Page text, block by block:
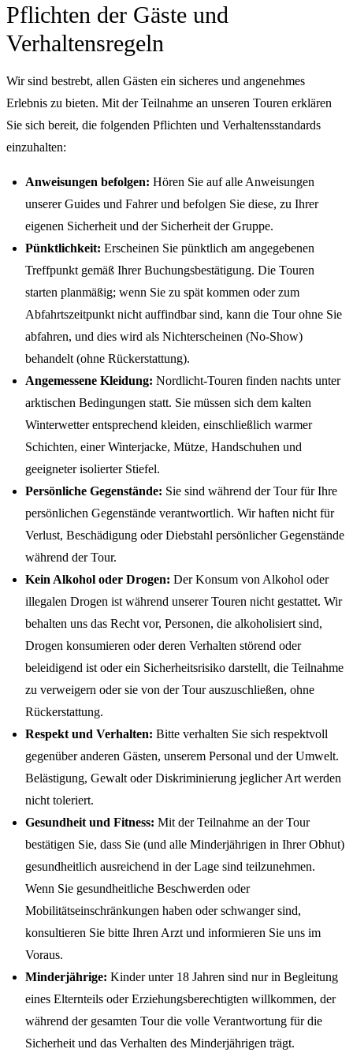
Pflichten der Gäste und
Verhaltensregeln
Wir sind bestrebt, allen Gästen ein sicheres und angenehmes
Erlebnis zu bieten. Mit der Teilnahme an unseren Touren erklären
Sie sich bereit, die folgenden Pflichten und Verhaltensstandards
einzuhalten:
Anweisungen befolgen: Hören Sie auf alle Anweisungen
unserer Guides und Fahrer und befolgen Sie diese, zu Ihrer
eigenen Sicherheit und der Sicherheit der Gruppe.
Pünktlichkeit: Erscheinen Sie pünktlich am angegebenen
Treffpunkt gemäß Ihrer Buchungsbestätigung. Die Touren
starten planmäßig; wenn Sie zu spät kommen oder zum
Abfahrtszeitpunkt nicht auffindbar sind, kann die Tour ohne Sie
abfahren, und dies wird als Nichterscheinen (No-Show)
behandelt (ohne Rückerstattung).
Angemessene Kleidung: Nordlicht-Touren finden nachts unter
arktischen Bedingungen statt. Sie müssen sich dem kalten
Winterwetter entsprechend kleiden, einschließlich warmer
Schichten, einer Winterjacke, Mütze, Handschuhen und
geeigneter isolierter Stiefel.
Persönliche Gegenstände: Sie sind während der Tour für Ihre
persönlichen Gegenstände verantwortlich. Wir haften nicht für
Verlust, Beschädigung oder Diebstahl persönlicher Gegenstände
während der Tour.
Kein Alkohol oder Drogen: Der Konsum von Alkohol oder
illegalen Drogen ist während unserer Touren nicht gestattet. Wir
behalten uns das Recht vor, Personen, die alkoholisiert sind,
Drogen konsumieren oder deren Verhalten störend oder
beleidigend ist oder ein Sicherheitsrisiko darstellt, die Teilnahme
zu verweigern oder sie von der Tour auszuschließen, ohne
Rückerstattung.
Respekt und Verhalten: Bitte verhalten Sie sich respektvoll
gegenüber anderen Gästen, unserem Personal und der Umwelt.
Belästigung, Gewalt oder Diskriminierung jeglicher Art werden
nicht toleriert.
Gesundheit und Fitness: Mit der Teilnahme an der Tour
bestätigen Sie, dass Sie (und alle Minderjährigen in Ihrer Obhut)
gesundheitlich ausreichend in der Lage sind teilzunehmen.
Wenn Sie gesundheitliche Beschwerden oder
Mobilitätseinschränkungen haben oder schwanger sind,
konsultieren Sie bitte Ihren Arzt und informieren Sie uns im
Voraus.
Minderjährige: Kinder unter 18 Jahren sind nur in Begleitung
eines Elternteils oder Erziehungsberechtigten willkommen, der
während der gesamten Tour die volle Verantwortung für die
Sicherheit und das Verhalten des Minderjährigen trägt.